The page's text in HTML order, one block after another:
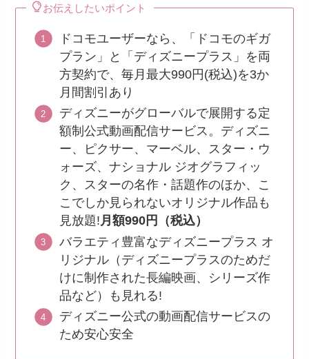
お伝えしたいポイント
ドコモユーザーなら、「ドコモのギガ
プラン」と「ディズニープラス」を両
方契約で、毎月最大990円(税込)を3か
月間割引あり
ディズニーがグローバルで展開する定
額制公式動画配信サービス。ディズニ
ー、ピクサー、マーベル、スター・ウ
ォーズ、ナショナル ジオグラフィッ
ク、スターの名作・話題作のほか、こ
こでしか見られないオリジナル作品も
見放題!月額990円（税込）
バラエティ豊富なディズニープラス オ
リジナル（ディズニープラスのためだ
けに制作された長編映画、シリーズ作
品など）も見れる!
ディズニー公式の動画配信サービスの
ため安心安全